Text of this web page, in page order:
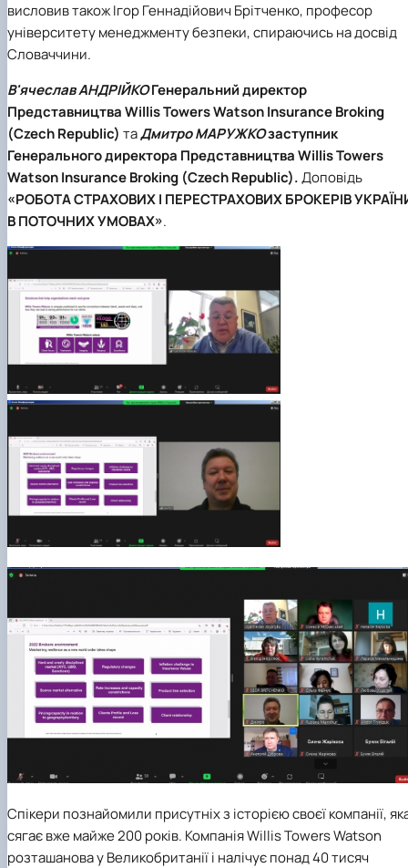
висловив також Ігор Геннадійович Брітченко, професор
університету менеджменту безпеки, спираючись на досвід
Словаччини.
В'ячеслав АНДРІЙКОГенеральний директор
Представництва Willis Towers Watson Insurance Broking
(Czech Republic) таДмитро МАРУЖКОзаступник
Генерального директора Представництва Willis Towers
Watson Insurance Broking (Czech Republic).Доповідь
«РОБОТА СТРАХОВИХ І ПЕРЕСТРАХОВИХ БРОКЕРІВ
В ПОТОЧНИХ УМОВАХ».
Спікери познайомили присутніх з історією своєї компанії,
сягає вже майже 200 років. Компанія Willis Towers Watson
розташанова у Великобританії і налічує понад 40 тисяч